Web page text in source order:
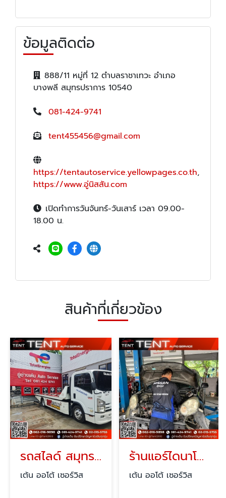
ข้อมูลติดต่อ
888/11 หมู่ที่ 12 ตำบลราชาเทวะ อำเภอ
บางพลี สมุทรปราการ 10540
081-424-9741
tent455456@gmail.com
https://tentautoservice.yellowpages.co.th,
https://www.อู่นิสสัน.com
เปิดทำการวันจันทร์-วันเสาร์ เวลา 09.00-
18.00 น.
สินค้าที่เกี่ยวข้อง
รถสไลด์ สมุทรปราการ ใกล้ฉัน
เต้น ออโต้ เซอร์วิส
ร้านแอร์ไดนาโมใกล้ฉัน
เต้น ออโต้ เซอร์วิส